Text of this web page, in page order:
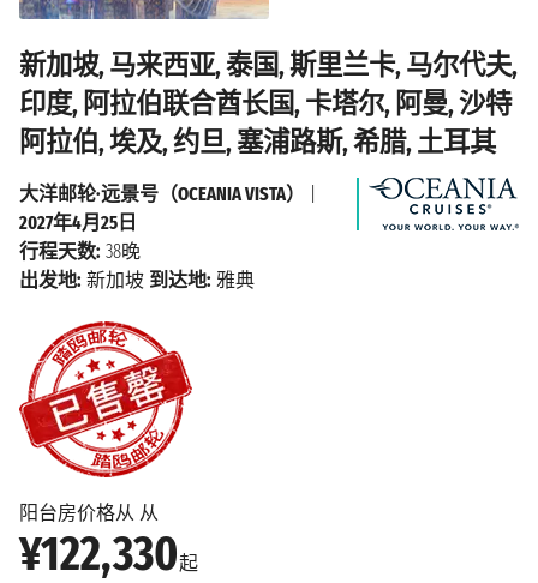
新加坡, 马来西亚, 泰国, 斯里兰卡, 马尔代夫,
印度, 阿拉伯联合酋长国, 卡塔尔, 阿曼, 沙特
阿拉伯, 埃及, 约旦, 塞浦路斯, 希腊, 土耳其
阳台房价格从 从
¥122,330起
大洋邮轮·远景号（OCEANIA VISTA）
2027年4月25日
行程天数: 38晚
出发地: 新加坡 到达地: 雅典